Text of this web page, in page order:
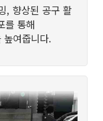
, 향상된 공구 활
를 통해
여줍니다.